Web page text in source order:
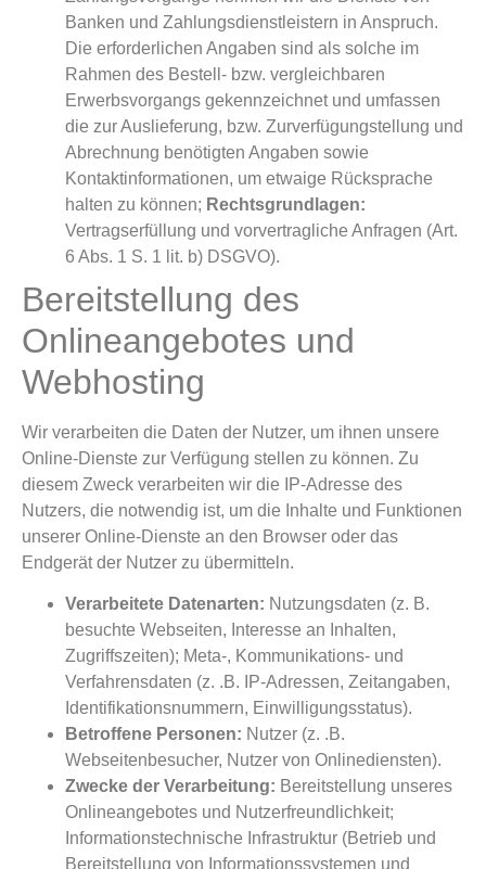
Banken und Zahlungsdienstleistern in Anspruch.
Die erforderlichen Angaben sind als solche im
Rahmen des Bestell- bzw. vergleichbaren
Erwerbsvorgangs gekennzeichnet und umfassen
die zur Auslieferung, bzw. Zurverfügungstellung und
Abrechnung benötigten Angaben sowie
Kontaktinformationen, um etwaige Rücksprache
halten zu können; Rechtsgrundlagen:
Vertragserfüllung und vorvertragliche Anfragen (Art.
6 Abs. 1 S. 1 lit. b) DSGVO).
Bereitstellung des
Onlineangebotes und
Webhosting
Wir verarbeiten die Daten der Nutzer, um ihnen unsere
Online-Dienste zur Verfügung stellen zu können. Zu
diesem Zweck verarbeiten wir die IP-Adresse des
Nutzers, die notwendig ist, um die Inhalte und Funktionen
unserer Online-Dienste an den Browser oder das
Endgerät der Nutzer zu übermitteln.
Verarbeitete Datenarten: Nutzungsdaten (z. B.
besuchte Webseiten, Interesse an Inhalten,
Zugriffszeiten); Meta-, Kommunikations- und
Verfahrensdaten (z. .B. IP-Adressen, Zeitangaben,
Identifikationsnummern, Einwilligungsstatus).
Betroffene Personen: Nutzer (z. .B.
Webseitenbesucher, Nutzer von Onlinediensten).
Zwecke der Verarbeitung: Bereitstellung unseres
Onlineangebotes und Nutzerfreundlichkeit;
Informationstechnische Infrastruktur (Betrieb und
Bereitstellung von Informationssystemen und